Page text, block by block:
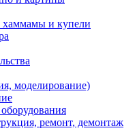
и купели
моделирование)
ремонт, демонтаж